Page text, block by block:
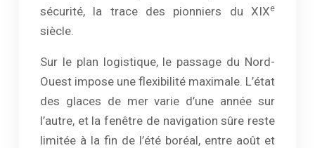
sécurité, la trace des pionniers du XIXe
siècle.
Sur le plan logistique, le passage du Nord-
Ouest impose une flexibilité maximale. L’état
des glaces de mer varie d’une année sur
l’autre, et la fenêtre de navigation sûre reste
limitée à la fin de l’été boréal, entre août et